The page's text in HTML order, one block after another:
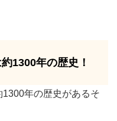
1300年の歴史！
年の歴史があるそ